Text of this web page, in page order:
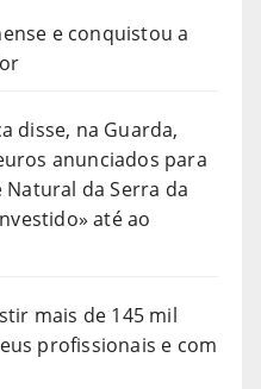
e conquistou a
disse, na Guarda,
anunciados para
da Serra da
até ao
mais de 145 mil
profissionais e com